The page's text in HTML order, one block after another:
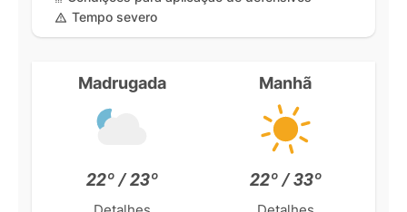
Tempo severo
Madrugada
22º / 23º
Manhã
22º / 33º